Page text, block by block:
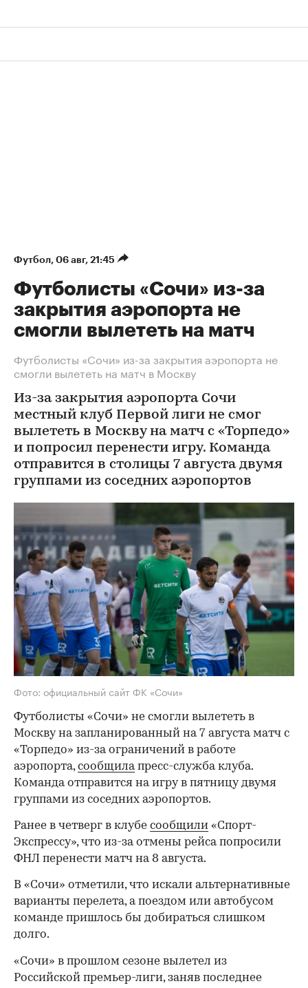
Футбол⁠, 06 авг, 21:45
Футболисты «Сочи» из-за
закрытия аэропорта не
смогли вылететь на матч
Футболисты «Сочи» из-за закрытия аэропорта не
смогли вылететь на матч в Москву
Из-за закрытия аэропорта Сочи
местный клуб Первой лиги не смог
вылететь в Москву на матч с «Торпедо»
и попросил перенести игру. Команда
отправится в столицы 7 августа двумя
группами из соседних аэропортов
Фото: официальный сайт ФК «Сочи»
Футболисты «Сочи» не смогли вылететь в
Москву на запланированный на 7 августа матч с
«Торпедо» из-за ограничений в работе
аэропорта,сообщилапресс-служба клуба.
Команда отправится на игру в пятницу двумя
группами из соседних аэропортов.
Ранее в четверг в клубе сообщили «Спорт-
Экспрессу», что из-за отмены рейса попросили
ФНЛ перенести матч на 8 августа.
В «Сочи» отметили, что искали альтернативные
варианты перелета, а поездом или автобусом
команде пришлось бы добираться слишком
долго.
«Сочи» в прошлом сезоне вылетел из
Российской премьер-лиги, заняв последнее